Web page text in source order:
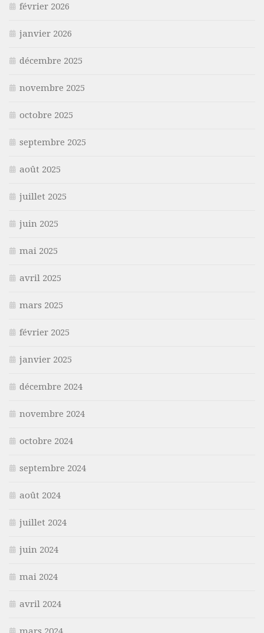
février 2026
janvier 2026
décembre 2025
novembre 2025
octobre 2025
septembre 2025
août 2025
juillet 2025
juin 2025
mai 2025
avril 2025
mars 2025
février 2025
janvier 2025
décembre 2024
novembre 2024
octobre 2024
septembre 2024
août 2024
juillet 2024
juin 2024
mai 2024
avril 2024